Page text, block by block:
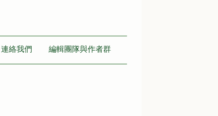
連絡我們 編輯團隊與作者群